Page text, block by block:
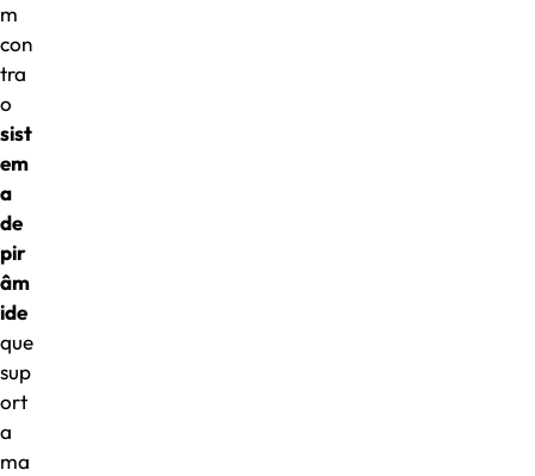
m
con
tra
o
sist
em
a
de
pir
âm
ide
que
sup
ort
a
ma